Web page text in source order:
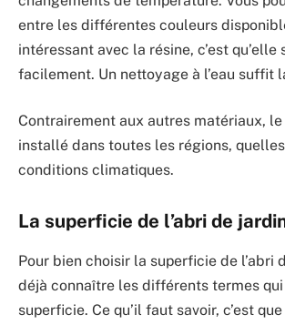
entre les différentes couleurs
intéressant avec la résine, c’est qu’elle
facilement. Un nettoyage à l’eau suffit
Contrairement aux autres matériaux,
installé dans toutes les régions,
conditions climatiques.
La superficie de l’abri de
Pour bien choisir la superficie de l’abri
déjà connaître les différents termes
superficie. Ce qu’il faut savoir, c’est